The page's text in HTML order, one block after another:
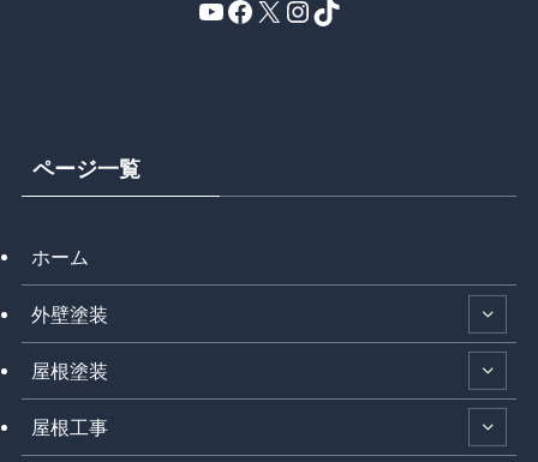
YouTube
Facebook
X Instagram
TikTok
ページ一覧
ホーム
外壁塗装
屋根塗装
屋根工事